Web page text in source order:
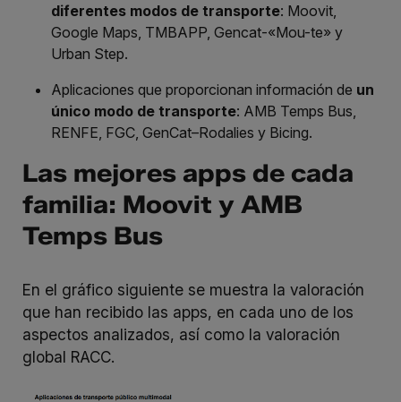
diferentes modos de transporte: Moovit,
Google Maps, TMBAPP, Gencat-«Mou-te» y
Urban Step.
Aplicaciones que proporcionan información de un
único modo de transporte: AMB Temps Bus,
RENFE, FGC, GenCat–Rodalies y Bicing.
Las mejores apps de cada
familia: Moovit y AMB
Temps Bus
En el gráfico siguiente se muestra la valoración
que han recibido las apps, en cada uno de los
aspectos analizados, así como la valoración
global RACC.